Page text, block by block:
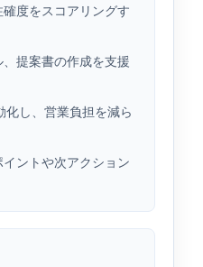
度をスコアリングす
提案書の作成を支援
化し、営業負担を減ら
ントや次アクション